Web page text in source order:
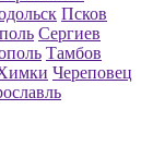
Псков
Сергиев
Тамбов
Череповец